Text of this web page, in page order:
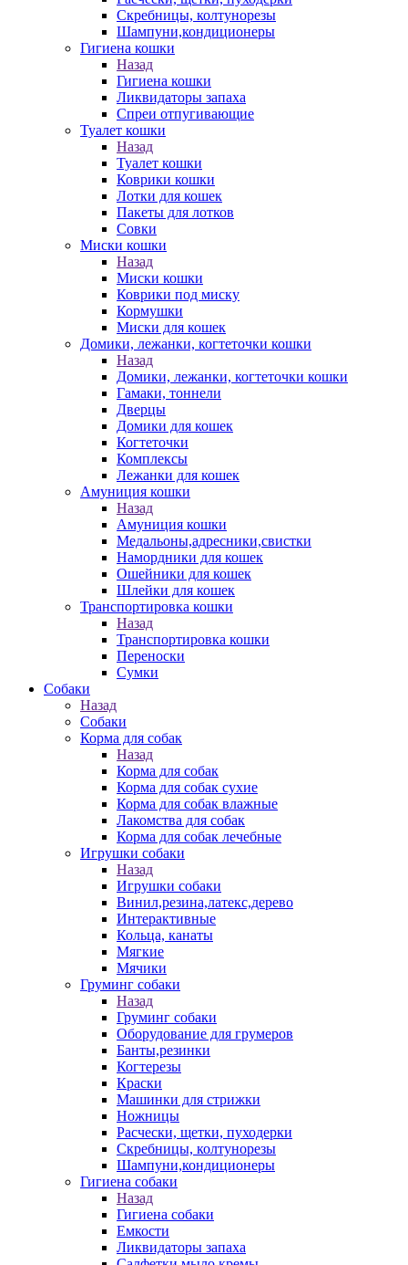
Скребницы, колтунорезы
Шампуни,кондиционеры
Гигиена кошки
Назад
Гигиена кошки
Ликвидаторы запаха
Спреи отпугивающие
Туалет кошки
Назад
Туалет кошки
Коврики кошки
Лотки для кошек
Пакеты для лотков
Совки
Миски кошки
Назад
Миски кошки
Коврики под миску
Кормушки
Миски для кошек
Домики, лежанки, когтеточки кошки
Назад
Домики, лежанки, когтеточки кошки
Гамаки, тоннели
Дверцы
Домики для кошек
Когтеточки
Комплексы
Лежанки для кошек
Амуниция кошки
Назад
Амуниция кошки
Медальоны,адресники,свистки
Намордники для кошек
Ошейники для кошек
Шлейки для кошек
Транспортировка кошки
Назад
Транспортировка кошки
Переноски
Сумки
Собаки
Назад
Собаки
Корма для собак
Назад
Корма для собак
Корма для собак сухие
Корма для собак влажные
Лакомства для собак
Корма для собак лечебные
Игрушки собаки
Назад
Игрушки собаки
Винил,резина,латекс,дерево
Интерактивные
Кольца, канаты
Мягкие
Мячики
Груминг собаки
Назад
Груминг собаки
Оборудование для грумеров
Банты,резинки
Когтерезы
Краски
Машинки для стрижки
Ножницы
Расчески, щетки, пуходерки
Скребницы, колтунорезы
Шампуни,кондиционеры
Гигиена собаки
Назад
Гигиена собаки
Емкости
Ликвидаторы запаха